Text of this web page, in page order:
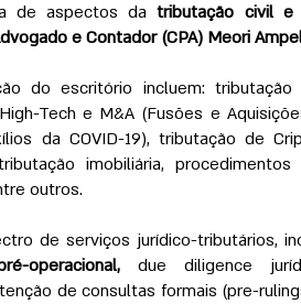
de aspectos datributação civil e
e Contador (CPA) Meori
do escritório incluem: tributação
Tech e M&A (Fusões e
da COVID-19), tributação de
imobiliária, procedimentos
outros.
de serviços jurídico-tributários,
operacional, due diligence
de consultas formais (pre-